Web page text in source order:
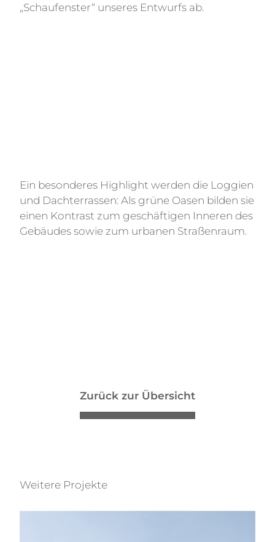
„Schaufenster“ unseres Entwurfs ab.
Ein besonderes Highlight werden die Loggien
und Dachterrassen: Als grüne Oasen bilden sie
einen Kontrast zum geschäftigen Inneren des
Gebäudes sowie zum urbanen Straßenraum.
Zurück zur Übersicht
Weitere Projekte